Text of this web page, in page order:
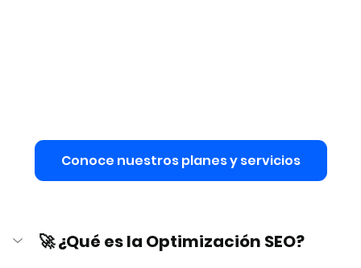
Conoce nuestros planes y servicios
🚀 ¿Qué es la Optimización SEO?